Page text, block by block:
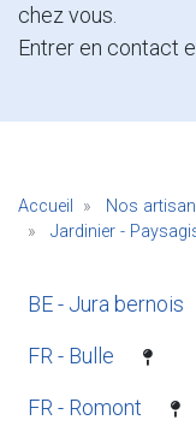
chez vous.
Entrer en contact
Accueil
Nos
Jardinier -
BE - Jura bernois
FR - Bulle
FR - Romont